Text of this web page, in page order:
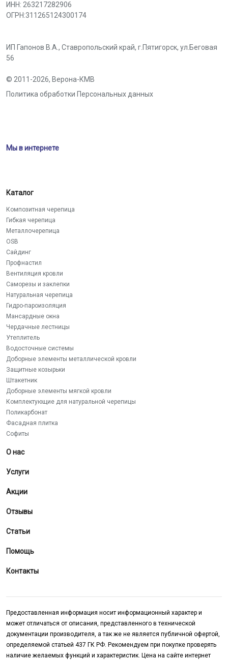
ИНН: 263217282906
ОГРН:311265124300174
ИП Гапонов В.А., Ставропольский край, г.Пятигорск, ул.Беговая
56
© 2011-2026, Верона-КМВ
Политика обработки Персональных данных
Мы в интернете
Каталог
Композитная черепица
Гибкая черепица
Металлочерепица
OSB
Сайдинг
Профнастил
Вентиляция кровли
Саморезы и заклепки
Натуральная черепица
Гидро-пароизоляция
Мансардные окна
Чердачные лестницы
Утеплитель
Водосточные системы
Доборные элементы металлической кровли
Защитные козырьки
Штакетник
Доборные элементы мягкой кровли
Комплектующие для натуральной черепицы
Поликарбонат
Фасадная плитка
Софиты
О нас
Услуги
Акции
Отзывы
Статьи
Помощь
Контакты
Предоставленная информация носит информационный характер и
может отличаться от описания, представленного в технической
документации производителя, а так же не является публичной офертой,
определяемой статьей 437 ГК РФ. Рекомендуем при покупке проверять
наличие желаемых функций и характеристик. Цена на сайте интернет